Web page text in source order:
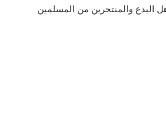
البدع والمنتحرين من المسلمين